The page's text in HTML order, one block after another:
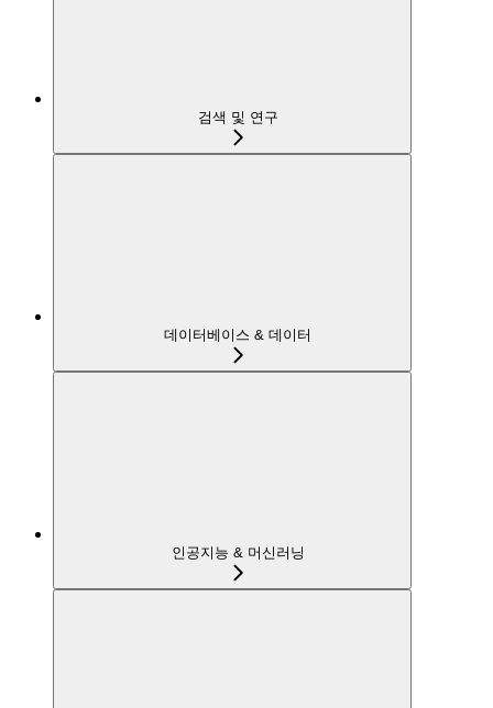
검색 및 연구
데이터베이스 & 데이터
인공지능 & 머신러닝